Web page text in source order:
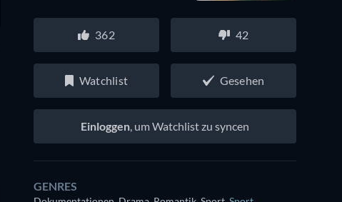
362 42
Watchlist Gesehen
Einloggen, um Watchlist zu syncen
GENRES